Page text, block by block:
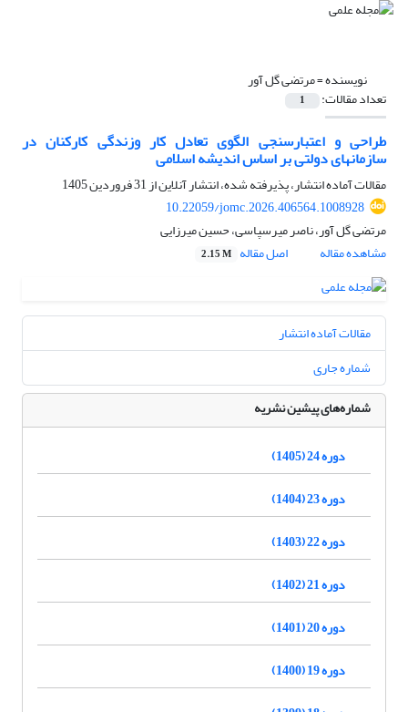
نویسنده =مرتضی گل آور
تعداد مقالات: 1
طراحی و اعتبارسنجی الگوی تعادل کار وزندگی کارکنان در
سازمان‎های دولتی بر اساس اندیشه اسلامی
مقالات آماده انتشار، پذیرفته شده، انتشار آنلاین از31 فروردین 1405
10.22059/jomc.2026.406564.1008928
مرتضی گل آور، ناصر میرسپاسی، حسین میرزایی
مشاهده مقاله
اصل مقاله 2.15 M
مقالات آماده انتشار
شماره جاری
شماره‌های پیشین نشریه
دوره 24 (1405)
دوره 23 (1404)
دوره 22 (1403)
دوره 21 (1402)
دوره 20 (1401)
دوره 19 (1400)